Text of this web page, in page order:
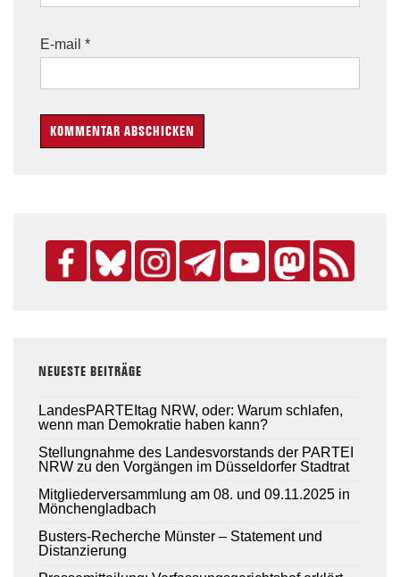
E-mail *
NEUESTE BEITRÄGE
LandesPARTEItag NRW, oder: Warum schlafen,
wenn man Demokratie haben kann?
Stellungnahme des Landesvorstands der PARTEI
NRW zu den Vorgängen im Düsseldorfer Stadtrat
Mitgliederversammlung am 08. und 09.11.2025 in
Mönchengladbach
Busters-Recherche Münster – Statement und
Distanzierung